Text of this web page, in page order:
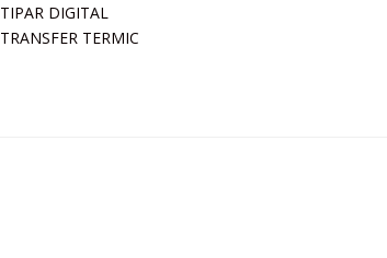
TIPAR DIGITAL
TRANSFER TERMIC